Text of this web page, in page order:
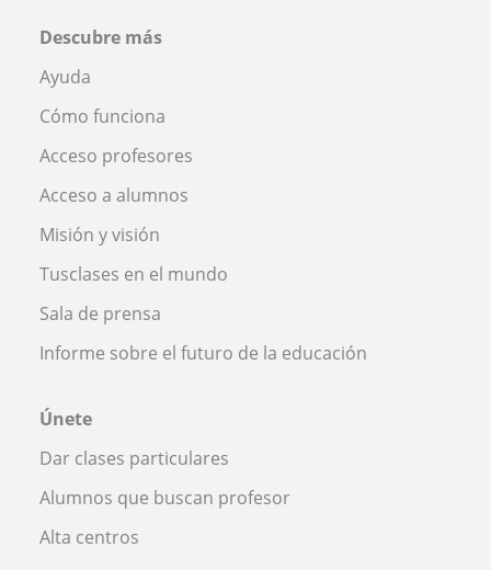
Descubre más
Ayuda
Cómo funciona
Acceso profesores
Acceso a alumnos
Misión y visión
Tusclases en el mundo
Sala de prensa
Informe sobre el futuro de la educación
Únete
Dar clases particulares
Alumnos que buscan profesor
Alta centros